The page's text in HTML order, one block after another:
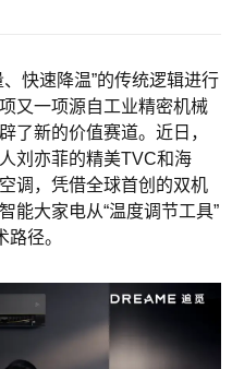
快速降温”的传统逻辑进行
又一项源自工业精密机械
了新的价值赛道。近日，
刘亦菲的精美TVC和海
调，凭借全球首创的双机
能大家电从“温度调节工具”
径。